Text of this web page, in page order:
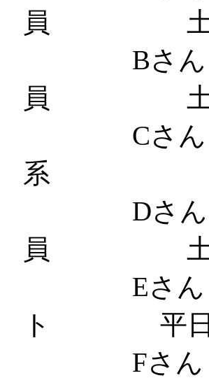
員 土
Bさん
員
Cさん
系 土
Dさん
員 土
Eさん
ト 平日18
Fさん